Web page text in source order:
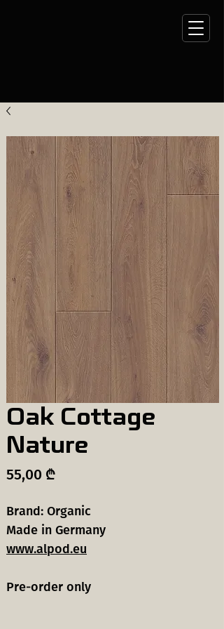
Oak Cottage
Nature
55,00 ₾Price
Brand: Organic
Made in Germany
www.alpod.eu
Pre-order only